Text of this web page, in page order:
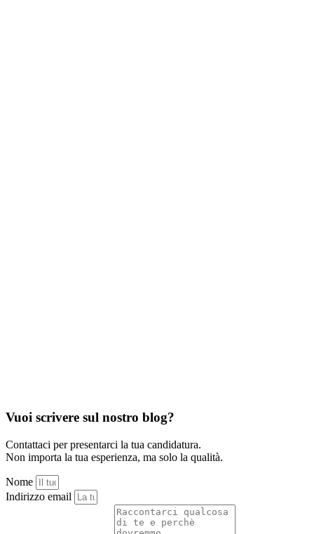
Vuoi scrivere sul nostro blog?
Contattaci per presentarci la tua candidatura.
Non importa la tua esperienza, ma solo la qualità.
Nome
Indirizzo email